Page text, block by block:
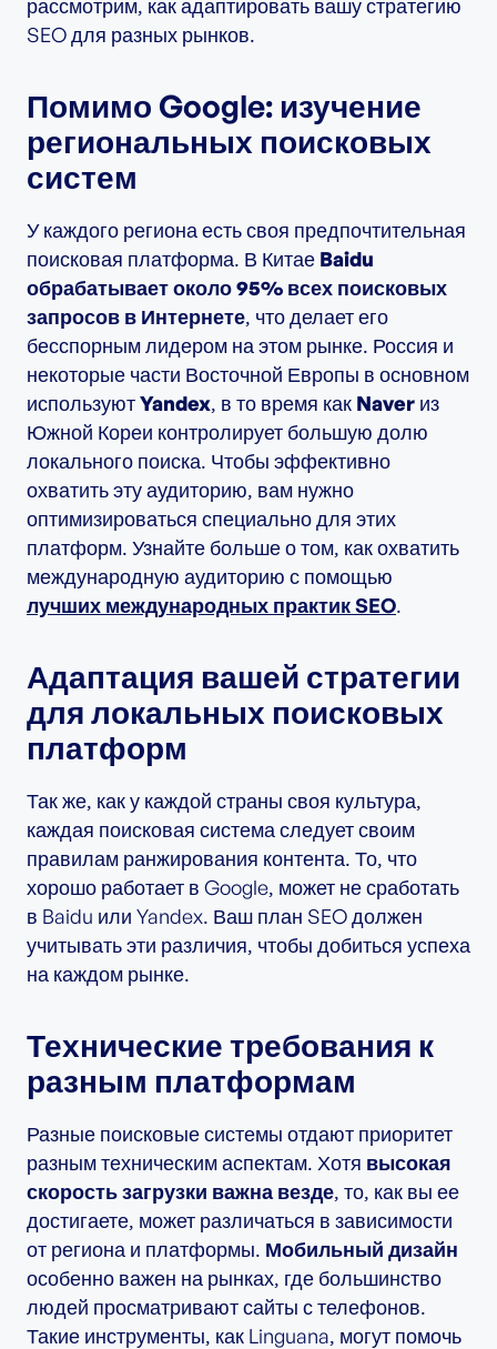
рассмотрим, как адаптировать вашу стратегию
SEO для разных рынков.
Помимо Google: изучение
региональных поисковых
систем
У каждого региона есть своя предпочтительная
поисковая платформа. В Китае Baidu
обрабатывает около 95% всех поисковых
запросов в Интернете, что делает его
бесспорным лидером на этом рынке. Россия и
некоторые части Восточной Европы в основном
используютYandex, в то время как Naver из
Южной Кореи контролирует большую долю
локального поиска. Чтобы эффективно
охватить эту аудиторию, вам нужно
оптимизироваться специально для этих
платформ. Узнайте больше о том, как охватить
международную аудиторию с помощью
лучших международных практик SEO.
Адаптация вашей стратегии
для локальных поисковых
платформ
Так же, как у каждой страны своя культура,
каждая поисковая система следует своим
правилам ранжирования контента. То, что
хорошо работает в Google, может не сработать
в Baidu или Yandex. Ваш план SEO должен
учитывать эти различия, чтобы добиться успеха
на каждом рынке.
Технические требования к
разным платформам
Разные поисковые системы отдают приоритет
разным техническим аспектам. Хотя высокая
скорость загрузки важна везде, то, как вы ее
достигаете, может различаться в зависимости
от региона и платформы. Мобильный дизайн
особенно важен на рынках, где большинство
людей просматривают сайты с телефонов.
Такие инструменты, как Linguana, могут помочь